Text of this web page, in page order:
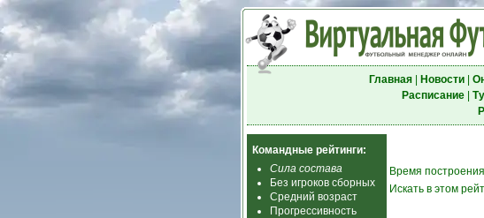
Главная| Новости|
Расписание|
Командные рейтинги:
Сила состава
Без игроков сборных
Средний возраст
Прогрессивность
Время
Искать в этом